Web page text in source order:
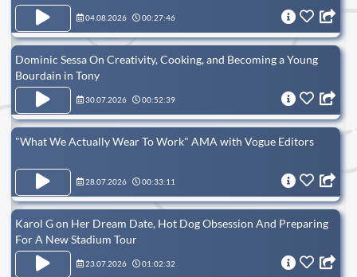
04.08.2026 00:27:46
Dominic Sessa On Creativity, Cooking, and Becoming a Young
Bourdain in Tony
30.07.2026 00:52:39
"What We Actually Wear To Work" AMA with Vogue Editors
28.07.2026 00:33:11
Karol G on Her Dream Date, Hot Dog Obsession And Preparing
For A New Stadium Tour
23.07.2026 01:02:32